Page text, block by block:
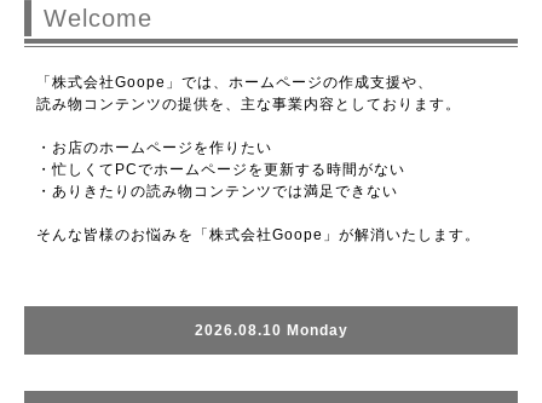
Welcome
「株式会社Goope」では、ホームページの作成支援や、
読み物コンテンツの提供を、主な事業内容としております。
・お店のホームページを作りたい
・忙しくてPCでホームページを更新する時間がない
・ありきたりの読み物コンテンツでは満足できない
そんな皆様のお悩みを「株式会社Goope」が解消いたします。
2026.08.10 Monday